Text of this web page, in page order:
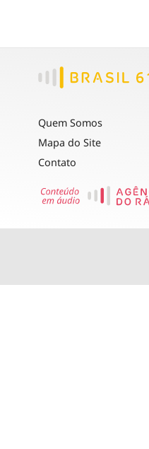
Quem Somos
Mapa do Site
Contato